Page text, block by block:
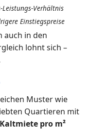
Leistungs-Verhältnis
Einstiegspreise
auch in den
lohnt sich –
Muster wie
Quartieren mit
Kaltmiete pro m²